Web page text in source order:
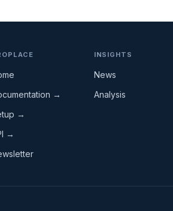
→
→
→
INSIGHTS
News
Analysis